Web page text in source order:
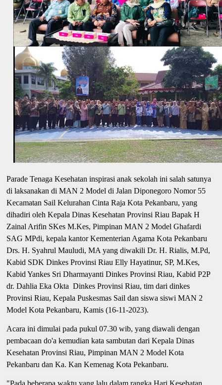
Parade Tenaga Kesehatan inspirasi anak sekolah ini salah satunya
di laksanakan di MAN 2 Model di Jalan Diponegoro Nomor 55
Kecamatan Sail Kelurahan Cinta Raja Kota Pekanbaru, yang
dihadiri oleh Kepala Dinas Kesehatan Provinsi Riau Bapak H
Zainal Arifin SKes M.Kes, Pimpinan MAN 2 Model Ghafardi
SAG MPdi, kepala kantor Kementerian Agama Kota Pekanbaru
Drs. H. Syahrul Mauludi, MA yang diwakili Dr. H. Rialis, M.Pd,
Kabid SDK Dinkes Provinsi Riau Elly Hayatinur, SP, M.Kes,
Kabid Yankes Sri Dharmayanti Dinkes Provinsi Riau, Kabid P2P
dr. Dahlia Eka Okta Dinkes Provinsi Riau, tim dari dinkes
Provinsi Riau, Kepala Puskesmas Sail dan siswa siswi MAN 2
Model Kota Pekanbaru, Kamis (16-11-2023).
Acara ini dimulai pada pukul 07.30 wib, yang diawali dengan
pembacaan do'a kemudian kata sambutan dari Kepala Dinas
Kesehatan Provinsi Riau, Pimpinan MAN 2 Model Kota
Pekanbaru dan Ka. Kan Kemenag Kota Pekanbaru.